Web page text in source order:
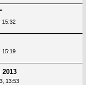
15:32
15:19
2013
13:53